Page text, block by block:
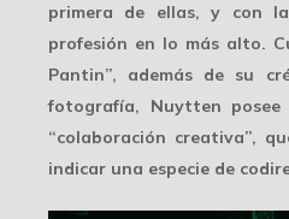
primera de ellas, y con
profesión en lo más alto.
Pantin”, además de su
fotografía, Nuytten
“colaboración creativa”,
indicar una especie de